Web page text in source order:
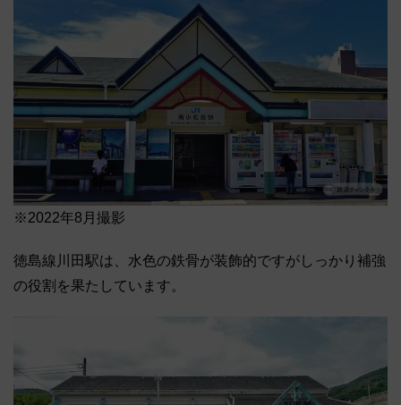
※2022年8月撮影
徳島線川田駅は、水色の鉄骨が装飾的ですがしっかり補強
の役割を果たしています。